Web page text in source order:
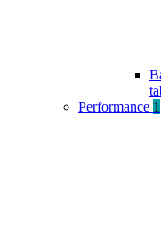
Performance 1